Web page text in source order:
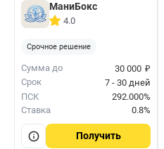
МаниБокс
4.0
Срочное решение
Сумма до 30 000 ₽
Срок
7 - 30 дней
ПСК
292.000%
Ставка
0.8%
Получить